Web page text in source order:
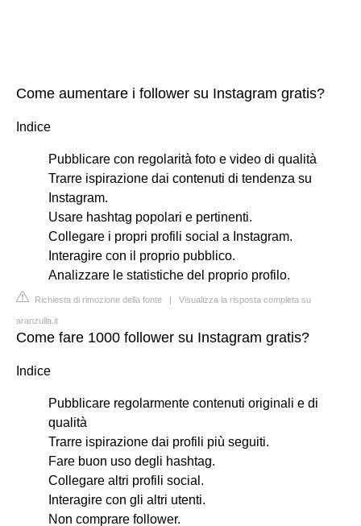
Come aumentare i follower su Instagram gratis?
Indice
Pubblicare con regolarità foto e video di qualità
Trarre ispirazione dai contenuti di tendenza su
Instagram.
Usare hashtag popolari e pertinenti.
Collegare i propri profili social a Instagram.
Interagire con il proprio pubblico.
Analizzare le statistiche del proprio profilo.
Richiesta di rimozione della fonte | Visualizza la risposta completa su
aranzulla.it
Come fare 1000 follower su Instagram gratis?
Indice
Pubblicare regolarmente contenuti originali e di
qualità
Trarre ispirazione dai profili più seguiti.
Fare buon uso degli hashtag.
Collegare altri profili social.
Interagire con gli altri utenti.
Non comprare follower.